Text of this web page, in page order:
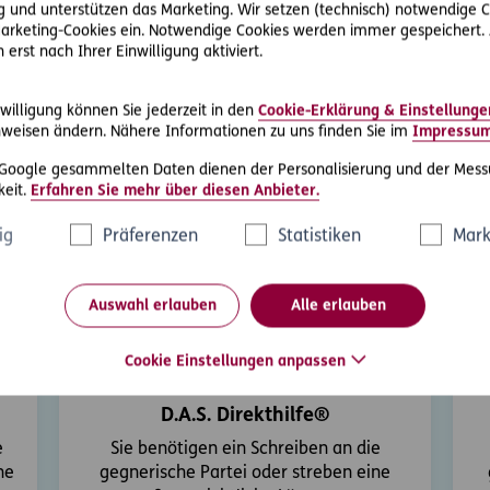
und unterstützen das Marketing. Wir setzen (technisch) notwendige
Cookies ein. Notwendige Cookies werden immer
erst nach Ihrer Einwilligung aktiviert.
können Sie jederzeit in den Cookie-Erklärung &
ändern. Nähere Informationen zu uns finden Sie im
gesammelten Daten dienen der Personalisierung und der
Erfahren Sie mehr über diesen Anbieter.
Präferenzen Statistiken
Auswahl erlauben Alle erlauben
Cookie Einstellungen anpassen
Uhr
Rechtsschutz-
D.A.S. Direkthilfe®
Sie benötigen ein Schreiben an die
gegnerische Partei oder streben eine